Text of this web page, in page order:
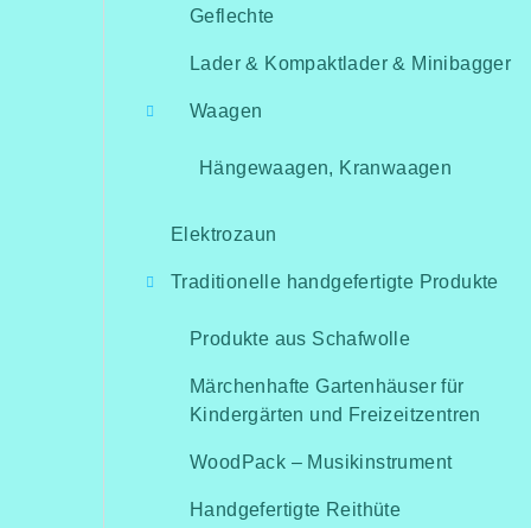
Geflechte
Lader & Kompaktlader & Minibagger
Waagen
Hängewaagen, Kranwaagen
Elektrozaun
Traditionelle handgefertigte Produkte
Produkte aus Schafwolle
Märchenhafte Gartenhäuser für
Kindergärten und Freizeitzentren
WoodPack – Musikinstrument
Handgefertigte Reithüte